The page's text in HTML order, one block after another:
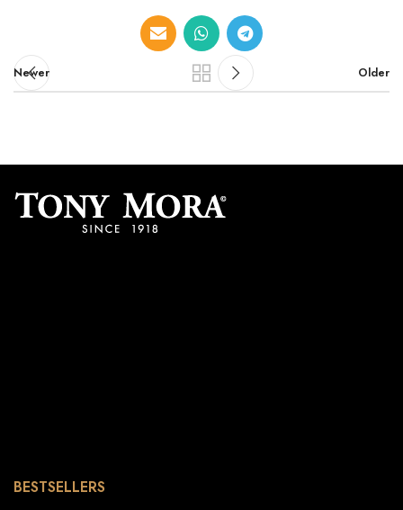
Newer Older
BESTSELLERS